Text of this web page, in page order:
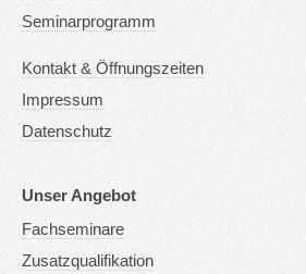
Seminarprogramm
Kontakt & Öffnungszeiten
Impressum
Datenschutz
Unser Angebot
Fachseminare
Zusatzqualifikation